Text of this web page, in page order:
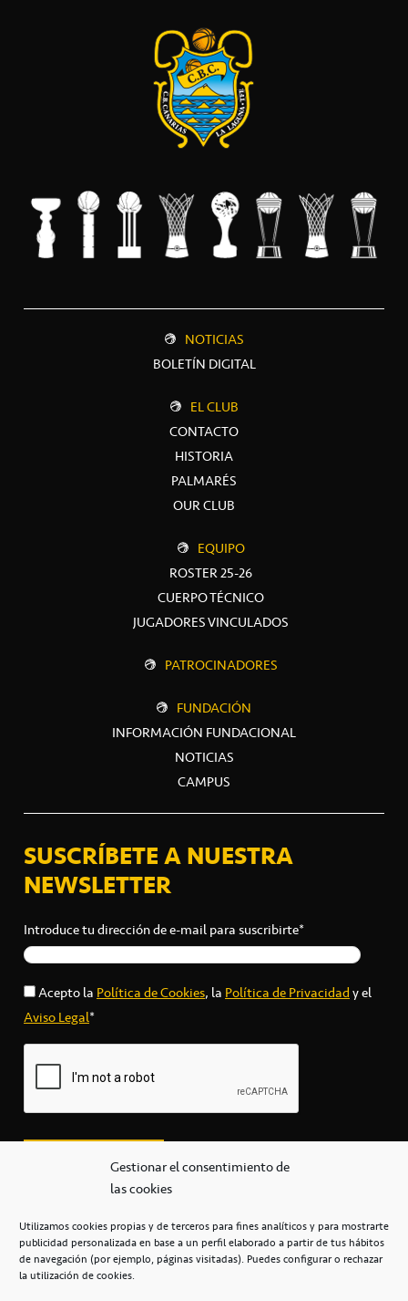
Gestionar el consentimiento de
las cookies
Utilizamos cookies propias y de terceros para fines analíticos y para mostrarte
publicidad personalizada en base a un perfil elaborado a partir de tus hábitos
de navegación (por ejemplo, páginas visitadas). Puedes configurar o rechazar
la utilización de cookies.
NOTICIAS
BOLETÍN DIGITAL
EL CLUB
CONTACTO
HISTORIA
PALMARÉS
OUR CLUB
EQUIPO
ROSTER 25-26
CUERPO TÉCNICO
JUGADORES VINCULADOS
PATROCINADORES
FUNDACIÓN
INFORMACIÓN FUNDACIONAL
NOTICIAS
CAMPUS
SUSCRÍBETE A NUESTRA
NEWSLETTER
Introduce tu dirección de e-mail para suscribirte*
Acepto laPolítica de Cookies, laPolítica de Privacidady el
Aviso Legal*
secretaria@cbcanarias.es
+34 922 253 684